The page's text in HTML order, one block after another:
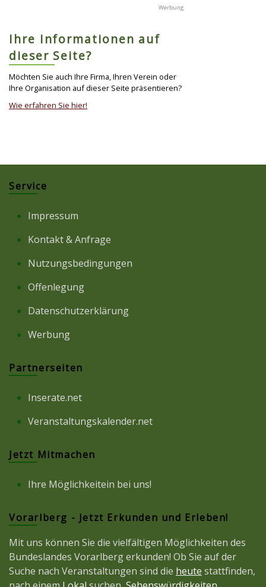
Ihre Informationen auf
dieser Seite?
Möchten Sie auch Ihre Firma, Ihren Verein oder
Ihre Organisation auf dieser Seite präsentieren?
Wie erfahren Sie hier!
Service
Impressum
Kontakt & Anfrage
Nutzungsbedingungen
Offenlegung
Datenschutzerklärung
Werbung
Partnerseiten
Inserate.net
Veranstaltungskalender.net
Jetzt Mitmachen
Ihre Möglichkeitein bei uns!
Vorarlberg - Jetzt Erkunden und Erleben!
Mit uns können Sie die vielfältigen Möglichkeiten des
Bundeslandes Vorarlberg erkunden! Ob Sie auf der
Suche nach Veranstaltungen sind die heute stattfinden,